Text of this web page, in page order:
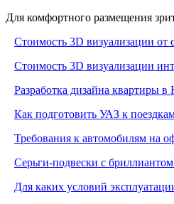
Для комфортного размещения
Стоимость 3D визуализации от
Стоимость 3D визуализации
Разработка дизайна квартиры в
Как подготовить УАЗ к
Требования к автомобилям на
Серьги-подвески с
Для каких условий